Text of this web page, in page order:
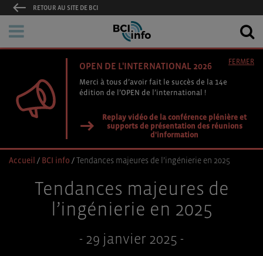
RETOUR AU SITE DE BCI
OPEN DE L'INTERNATIONAL 2026
Merci à tous d’avoir fait le succès de la 14e
édition de l’OPEN de l’international !
Replay vidéo de la conférence plénière et
supports de présentation des réunions
d'information
FERMER
Accueil / BCI info /Tendances majeures de l’ingénierie en 2025
Tendances majeures de
l’ingénierie en 2025
- 29 janvier 2025 -